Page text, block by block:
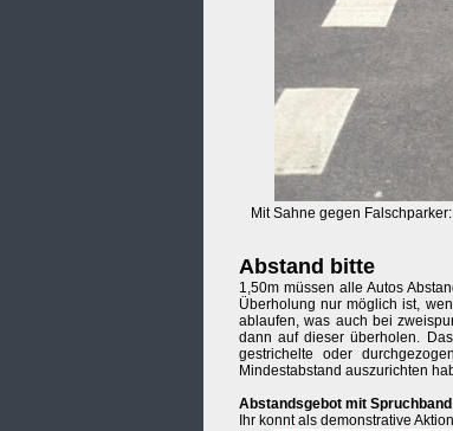
Mit Sahne gegen
Abstand bitte
1,50m müssen alle Autos
Überholung nur möglich ist,
ablaufen, was auch bei
dann auf dieser überholen.
gestrichelte oder
Mindestabstand auszurichten
Abstandsgebot mit
Ihr konnt als demonstrative